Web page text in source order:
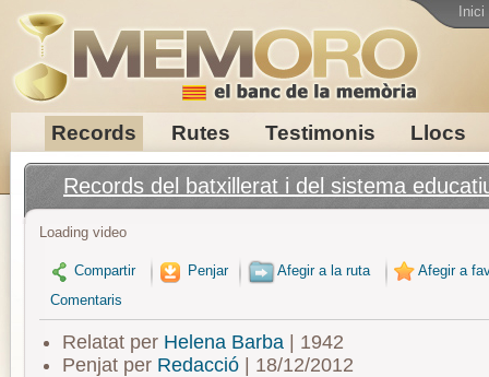
Records Rutes Testimonis Llocs
Inici
Records del batxillerat i del sistema
Loading video
Compartir Penjar Afegir a la ruta
Afegir a
Comentaris
Relatat per Helena Barba| 1942
Penjat per Redacció| 18/12/2012